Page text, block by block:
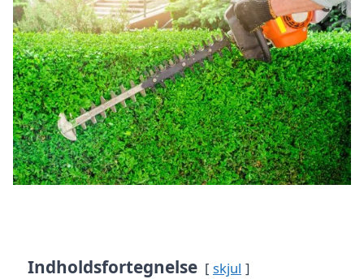
Indholdsfortegnelse skjul